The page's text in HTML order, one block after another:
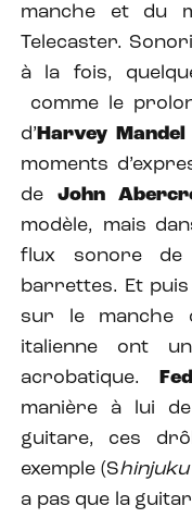
manche et du
Telecaster.
à la fois,
comme le
d’ Harvey Mandel
moments
de John
modèle, mais
flux sonore
barrettes. Et
sur le manche
italienne ont
acrobatique.
manière à lui
guitare, ces
exemple (Shinjuku
a pas que la